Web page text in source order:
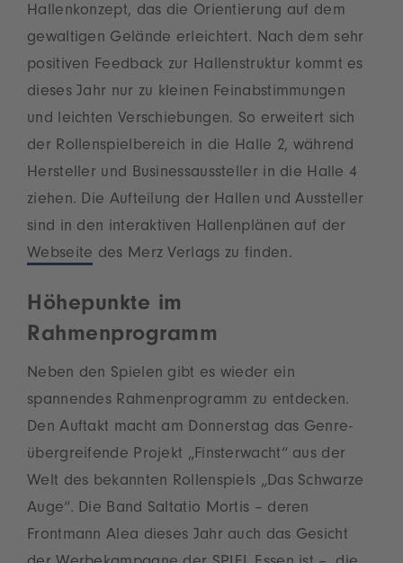
Hallenkonzept, das die Orientierung auf dem
gewaltigen Gelände erleichtert. Nach dem sehr
positiven Feedback zur Hallenstruktur kommt es
dieses Jahr nur zu kleinen Feinabstimmungen
und leichten Verschiebungen. So erweitert sich
der Rollenspielbereich in die Halle 2, während
Hersteller und Businessaussteller in die Halle 4
ziehen. Die Aufteilung der Hallen und Aussteller
sind in den interaktiven Hallenplänen auf der
Webseite des Merz Verlags zu finden.
Höhepunkte im
Rahmenprogramm
Neben den Spielen gibt es wieder ein
spannendes Rahmenprogramm zu entdecken.
Den Auftakt macht am Donnerstag das Genre-
übergreifende Projekt „Finsterwacht“ aus der
Welt des bekannten Rollenspiels „Das Schwarze
Auge“. Die Band Saltatio Mortis – deren
Frontmann Alea dieses Jahr auch das Gesicht